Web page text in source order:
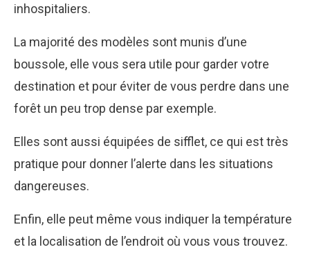
inhospitaliers.
La majorité des modèles sont munis d’une
boussole, elle vous sera utile pour garder votre
destination et pour éviter de vous perdre dans une
forêt un peu trop dense par exemple.
Elles sont aussi équipées de sifflet, ce qui est très
pratique pour donner l’alerte dans les situations
dangereuses.
Enfin, elle peut même vous indiquer la température
et la localisation de l’endroit où vous vous trouvez.